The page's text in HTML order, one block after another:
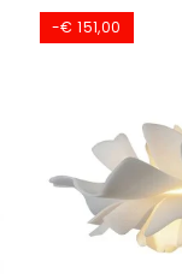
-€ 151,00